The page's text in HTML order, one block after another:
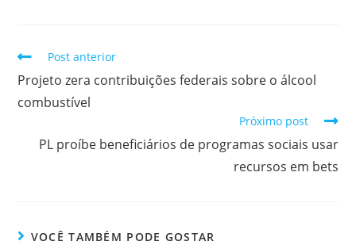
Post anterior
Projeto zera contribuições federais sobre o álcool
combustível
Próximo post
PL proíbe beneficiários de programas sociais usar
recursos em bets
VOCÊ TAMBÉM PODE GOSTAR